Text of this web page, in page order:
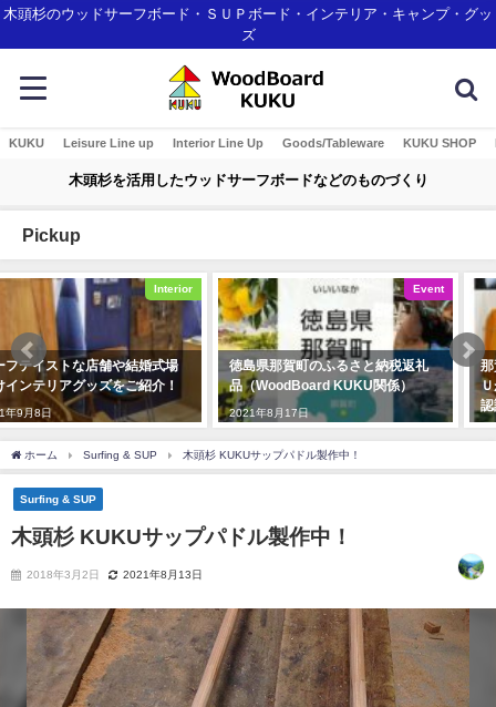
木頭杉のウッドサーフボード・ＳＵＰボード・インテリア・キャンプ・グッ
ズ
KUKU Leisure Line up Interior Line Up Goods/Tableware KUKU SHOP
木頭杉を活用したウッドサーフボードなどのものづくり
Pickup
Event
徳島県那賀町のふるさと納税返礼
品（WoodBoard KUKU関係）
2021年8月17日
Awards
那賀町産材・ウッドボードＫＵＫ
Ｕがみなとモデル二酸化炭素固定
認証制度に登録されました！
ホーム Surfing & SUP 木頭杉 KUKUサップパドル製作中！
Surfing & SUP
木頭杉 KUKUサップパドル製作中！
2018年3月2日 2021年8月13日